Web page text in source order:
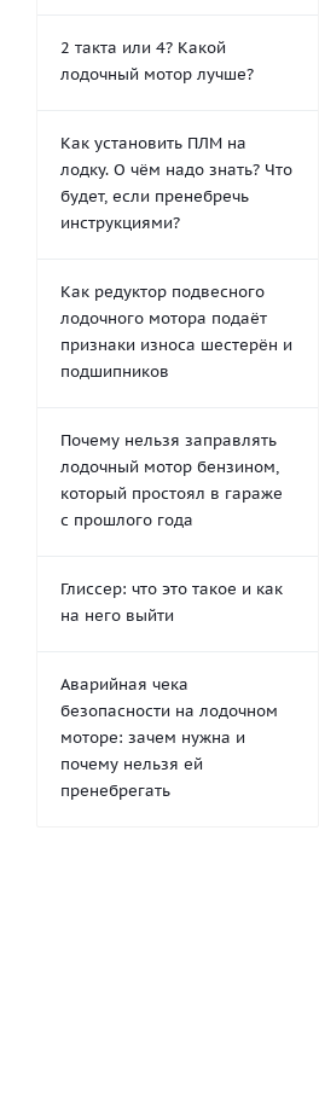
2 такта или 4? Какой
лодочный мотор лучше?
Как установить ПЛМ на
лодку. О чём надо знать? Что
будет, если пренебречь
инструкциями?
Как редуктор подвесного
лодочного мотора подаёт
признаки износа шестерён и
подшипников
Почему нельзя заправлять
лодочный мотор бензином,
который простоял в гараже
с прошлого года
Глиссер: что это такое и как
на него выйти
Аварийная чека
безопасности на лодочном
моторе: зачем нужна и
почему нельзя ей
пренебрегать